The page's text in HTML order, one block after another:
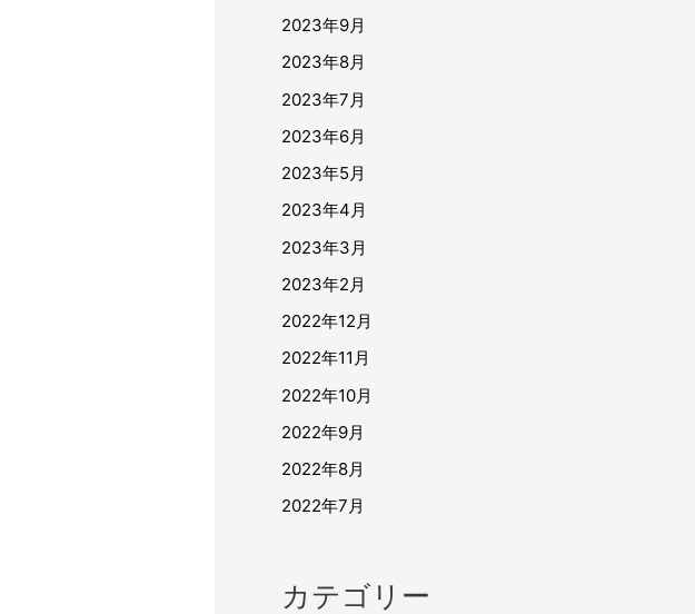
2023年9月
2023年8月
2023年7月
2023年6月
2023年5月
2023年4月
2023年3月
2023年2月
2022年12月
2022年11月
2022年10月
2022年9月
2022年8月
2022年7月
カテゴリー